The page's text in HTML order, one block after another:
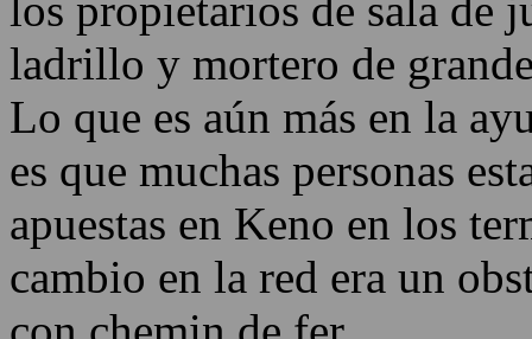
Intelectualmente, Keno
juego neto, ya que era un
los propietarios de sala de
ladrillo y mortero de
Lo que es aún más en la
es que muchas personas